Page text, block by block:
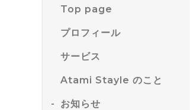
Top page
プロフィール
サービス
Atami Stayle のこと
お知らせ